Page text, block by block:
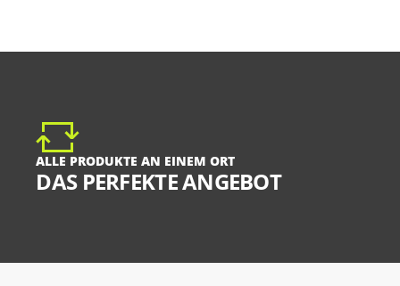
ALLE PRODUKTE AN EINEM ORT
DAS PERFEKTE ANGEBOT